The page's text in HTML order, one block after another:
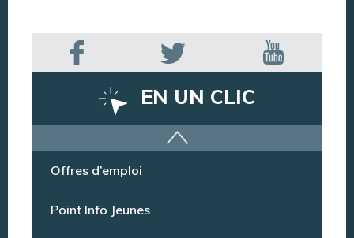
EN UN CLIC
Offres d’emploi
Point Info Jeunes